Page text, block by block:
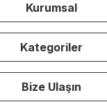
Kurumsal
Kategoriler
Bize Ulaşın